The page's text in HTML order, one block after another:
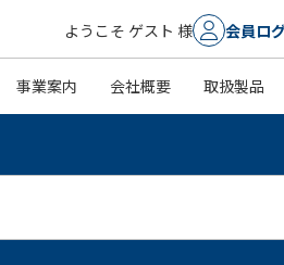
ようこそ ゲスト 様 会員ロ
事業案内 会社概要 取扱製品